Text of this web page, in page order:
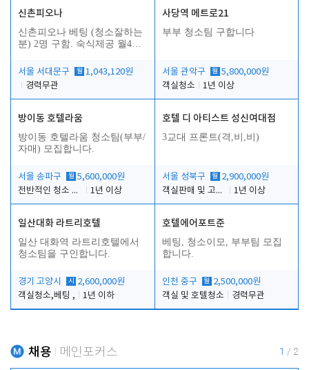
신촌피오나
신촌피오나 베팅 (청소잘하는
분) 2명 구함. 숙식제공 월4회
서울 서대문구
월 1,043,120원
경력무관
사당역 메트로21
부부 청소팀 구합니다
서울 관악구 월 5,800,000원
객실청소
1년 이상
방이동 호텔라움
방이동 호텔라움 청소팀(부부/
자매) 모집합니다.
서울 송파구 월 5,600,000원
전반적인 청소 업무(객실청소.객실정리)
1년 이상
호텔 디 아티스트 성신여대점
3교대 프론트(격,비,비)
서울 성북구 월 2,900,000원
객실판매 및 고객응대
1년 이상
일산대화 라트리호텔
일산 대화역 라트리호텔에서
청소팀을 구인합니다.
경기 고양시 시
2,600,000원
객실청소,베팅 ,
1년 이하
호텔에어포트준
베팅, 청소이모, 부부팀 모집
합니다.
인천 중구 월 2,500,000원
객실 및 호텔청소
경력무관
채용 메인포커스 1 / 2